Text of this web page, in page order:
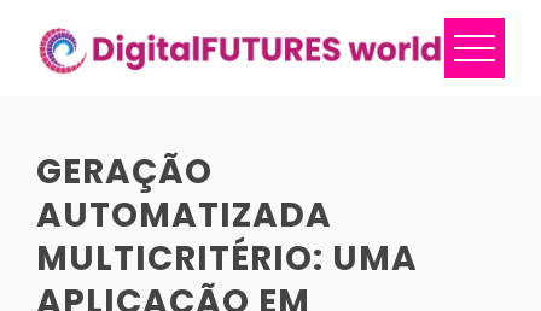
content
GERAÇÃO
AUTOMATIZADA
MULTICRITÉRIO: UMA